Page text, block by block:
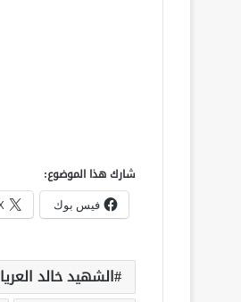
شارك هذا الموضوع:
فيس بوك
الشهيد خالد